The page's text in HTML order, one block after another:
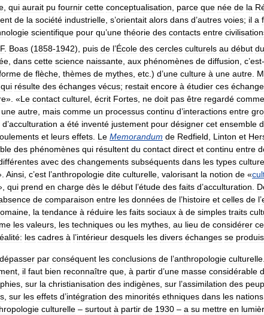
qui aurait pu fournir cette conceptualisation parce que née de la
de la société industrielle s’orientait alors dans d’autres voies; il a
scientifique pour qu’une théorie des contacts entre
F. Boas (1858-1942), puis de l’École des cercles culturels au début du
dans cette science naissante aux phénomènes de diffusion c’est-
de flèche thèmes de mythes etc .) d’une culture à une autre
qui résulte des échanges vécus; restait encore à étudier ces
». «Le contact culturel écrit Fortes ne doit pas être regardé comme
une autre mais comme un processus continu d’interactions entre
d’acculturation a été inventé justement pour désigner cet ensemble d
et leurs effets Le Memorandum de Redfield Linton et
des phénomènes qui résultent du contact direct et continu entre
avec des changements subséquents dans les types
Ainsi c’est l’anthropologie dite culturelle valorisant la notion de «
qui prend en charge dès le début l’étude des faits d’acculturation
de comparaison entre les données de l’histoire et celles de l’
la tendance à réduire les faits sociaux à de simples traits
les valeurs les techniques ou les mythes au lieu de considérer
les cadres à l’intérieur desquels les divers échanges se
dépasser par conséquent les conclusions de l’anthropologie culturelle
il faut bien reconnaître que à partir d’une masse considérable d
sur la christianisation des indigènes sur l’assimilation des
sur les effets d’intégration des minorités ethniques dans les nations
culturelle – surtout à partir de 1930 – a su mettre en